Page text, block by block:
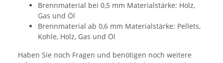
Brennmaterial bei 0,5 mm Materialstärke: Holz,
Gas und Öl
Brennmaterial ab 0,6 mm Materialstärke: Pellets,
Kohle, Holz, Gas und Öl
Haben Sie noch Fragen und benötigen noch weitere